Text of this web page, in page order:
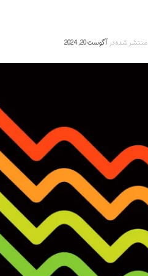
منتشر شده در آگوست 20, 2024